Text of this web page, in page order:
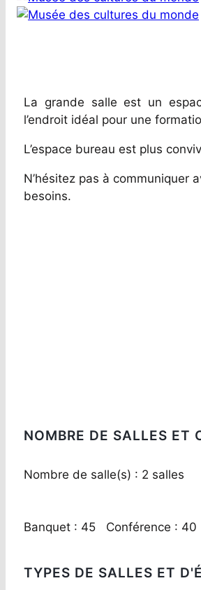
La grande salle est un
l’endroit idéal pour une
L’espace bureau est plus
N’hésitez pas à communiquer
besoins.
NOMBRE DE SALLES ET
Nombre de salle(s) : 2 salles
Banquet : 45 Conférence :
TYPES DE SALLES ET